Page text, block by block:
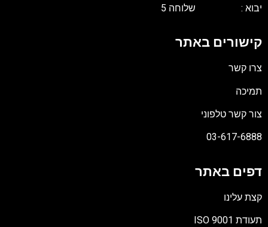
יבוא : שלוחה 5
קישורים באתר
צרו קשר
תמיכה
צור קשר טלפוני
03-617-6888
דפים באתר
קצת עלינו
תעודת ISO 9001